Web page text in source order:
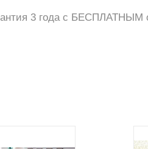
3 года с БЕСПЛАТНЫМ
Купить Кровать